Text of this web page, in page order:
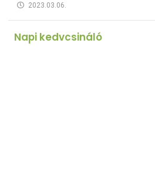
2023.03.06.
Napi kedvcsináló